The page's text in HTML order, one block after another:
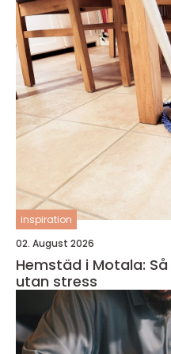
inspiration
02. August 2026
Hemstäd i Motala:
utan stress